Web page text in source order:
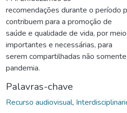
recomendações durante o período
contribuem para a promoção de
saúde e qualidade de vida, por
importantes e necessárias, para
serem compartilhadas não
pandemia.
Palavras-chave
Recurso audiovisual,